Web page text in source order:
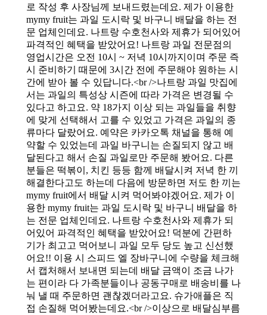
로 작성 후 사장님께 보내드렸는데요. 제가 이용한
mymy fruit는 과일 도시락 및 바구니 배달을 하는 전
문 업체인데요. 나트랑 수호천사와 제휴가 되어있어
파격적인 혜택을 받았어요! 나트랑 과일 전문점의
영업시간은 오전 10시 ~ 저녁 10시까지이며 주문 즉
시 준비하기 때문에 3시간 전에 주문해야 원하는 시
간에 받아 볼 수 있답니다.<br />나트랑 과일 맛집에
서는 과일의 특성상 시즌에 따라 가격은 변경될 수
있다고 하고요. 약 18가지 이상 되는 과일들을 취향
에 맞게 선택해서 고를 수 있었고 가격은 과일의 종
류마다 달랐어요. 예약은 카카오톡 채널을 통해 예
약할 수 있었는데 과일 바구니는 손질되지 않고 배
달된다고 해서 손질 과일로만 주문해 봤어요. 다른
분들은 떡볶이, 치킨 등등 함께 배달시켜 저녁 한 끼
해결한다고도 하는데 다음에 방문하면 저도 한 끼는
mymy fruit에서 배달 시켜 먹어봐야겠어요. 제가 이
용한 mymy fruit는 과일 도시락 및 바구니 배달을 하
는 전문 업체인데요. 나트랑 수호천사와 제휴가 되
어있어 파격적인 혜택을 받았어요! 덕분에 간편하
기가 최고고 먹어보니 과일 모두 당도 높고 신선했
어요!! 이용 시 스피드 엘 장바구니에 수량을 체크해
서 캡처해서 보내면 되는데 배달 금액이 조금 나가
는 편이라 다 가족분들이나 공동구매로 배송비를 나
눠 낼 때 주문하면 괜찮겠더라고요. 슈가애플은 직
접 손질해 먹어봤는데요.<br />이상으로 배달심부름